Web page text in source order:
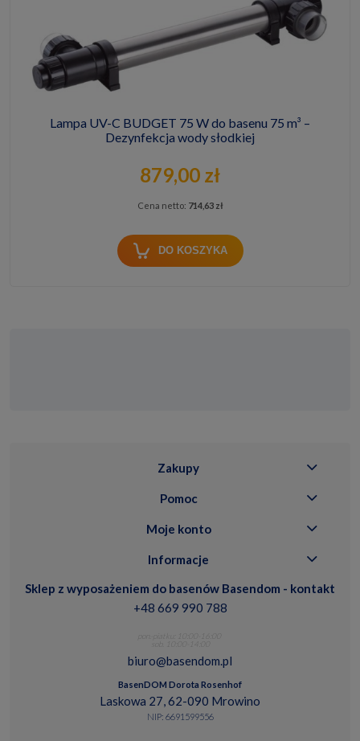
Lampa UV-C BUDGET 75 W do basenu 75 m³ –
Dezynfekcja wody słodkiej
879,00 zł
Cena netto: 714,63 zł
DO KOSZYKA
Zakupy
Pomoc
Moje konto
Informacje
Sklep z wyposażeniem do basenów Basendom - kontakt
+48 669 990 788
biuro@basendom.pl
BasenDOM Dorota Rosenhof
Laskowa 27, 62-090 Mrowino
NIP: 6691599556